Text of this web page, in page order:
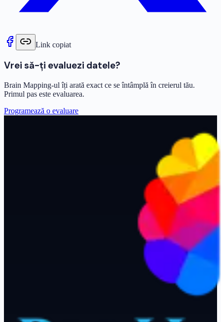
Link copiat
Vrei să-ți evaluezi datele?
Brain Mapping-ul îți arată exact ce se întâmplă în creierul tău.
Primul pas este evaluarea.
Programează o evaluare